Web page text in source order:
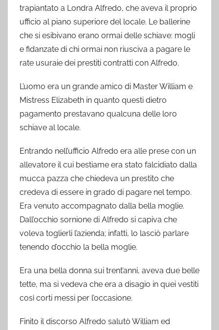
trapiantato a Londra Alfredo, che aveva il proprio
ufficio al piano superiore del locale. Le ballerine
che si esibivano erano ormai delle schiave: mogli
e fidanzate di chi ormai non riusciva a pagare le
rate usuraie dei prestiti contratti con Alfredo.
L’uomo era un grande amico di Master William e
Mistress Elizabeth in quanto questi dietro
pagamento prestavano qualcuna delle loro
schiave al locale.
Entrando nell’ufficio Alfredo era alle prese con un
allevatore il cui bestiame era stato falcidiato dalla
mucca pazza che chiedeva un prestito che
credeva di essere in grado di pagare nel tempo.
Era venuto accompagnato dalla bella moglie.
Dall’occhio sornione di Alfredo si capiva che
voleva toglierli l’azienda; infatti, lo lasciò parlare
tenendo d’occhio la bella moglie.
Era una bella donna sui trent’anni, aveva due belle
tette, ma si vedeva che era a disagio in quei vestiti
così corti messi per l’occasione.
Finito il discorso Alfredo salutò William ed